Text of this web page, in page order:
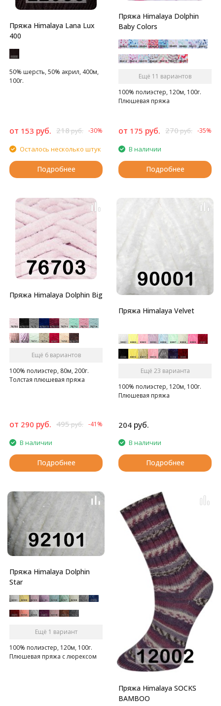
Пряжа Himalaya Lana Lux
400
50% шерсть, 50% акрил, 400м,
100г.
от 153 руб. 218руб. -30%
Осталось несколько штук
Подробнее
Пряжа Himalaya Dolphin
Baby Colors
Ещё 11 вариантов
100% полиэстер, 120м, 100г.
Плюшевая пряжа
от 175 руб. 270руб. -35%
В наличии
Подробнее
Пряжа Himalaya Dolphin Big
Ещё 6 вариантов
100% полиэстер, 80м, 200г.
Толстая плюшевая пряжа
от 290 руб. 495руб. -41%
В наличии
Подробнее
Пряжа Himalaya Velvet
Ещё 23 варианта
100% полиэстер, 120м, 100г.
Плюшевая пряжа
204 руб.
В наличии
Подробнее
Пряжа Himalaya Dolphin
Star
Ещё 1 вариант
100% полиэстер, 120м, 100г.
Плюшевая пряжа с люрексом
Пряжа Himalaya SOCKS
BAMBOO